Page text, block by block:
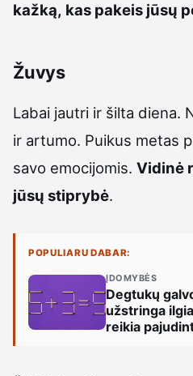
kažką, kas pakeis jūsų
Žuvys
Labai jautri ir šilta diena.
ir artumo. Puikus metas
savo emocijomis. Vidinė
jūsų stiprybė.
POPULIARU DABAR:
ĮDOMYBĖS
Degtukų
užstringa
reikia